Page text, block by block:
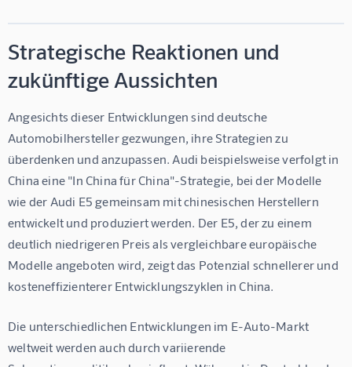
Strategische Reaktionen und
zukünftige Aussichten
Angesichts dieser Entwicklungen sind deutsche
Automobilhersteller gezwungen, ihre Strategien zu
überdenken und anzupassen. Audi beispielsweise verfolgt in
China eine "In China für China"-Strategie, bei der Modelle
wie der Audi E5 gemeinsam mit chinesischen Herstellern
entwickelt und produziert werden. Der E5, der zu einem
deutlich niedrigeren Preis als vergleichbare europäische
Modelle angeboten wird, zeigt das Potenzial schnellerer und
kosteneffizienterer Entwicklungszyklen in China.
Die unterschiedlichen Entwicklungen im E-Auto-Markt
weltweit werden auch durch variierende